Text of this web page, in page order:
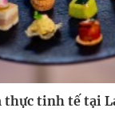
tinh tế tại